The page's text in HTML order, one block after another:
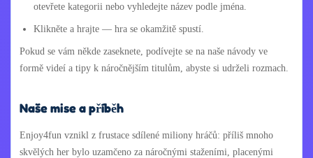
otevřete kategorii nebo vyhledejte název podle jména.
Klikněte a hrajte — hra se okamžitě spustí.
Pokud se vám někde zaseknete, podívejte se na naše návody ve
formě videí a tipy k náročnějším titulům, abyste si udrželi rozmach.
Naše mise a příběh
Enjoy4fun vznikl z frustace sdílené miliony hráčů: příliš mnoho
skvělých her bylo uzamčeno za náročnými staženími, placenými